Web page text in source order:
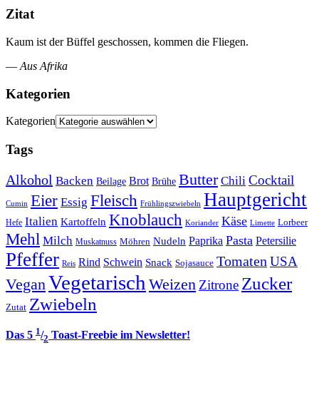
Zitat
Kaum ist der Büffel geschossen, kommen die Fliegen.
— Aus Afrika
Kategorien
Kategorien
Tags
Alkohol Backen Beilage Brot Brühe Butter Chili Cocktail
Cumin Eier Essig Fleisch Frühlingszwiebeln Hauptgericht
Hefe Italien Kartoffeln Knoblauch Koriander Käse Limette Lorbeer
Mehl Milch Muskatnuss Möhren Nudeln Paprika Pasta Petersilie
Pfeffer Reis Rind Schwein Snack Sojasauce Tomaten USA
VeganVegetarisch Weizen Zitrone Zucker
Zutat Zwiebeln
Das 5 1/2 Toast-Freebie im Newsletter!